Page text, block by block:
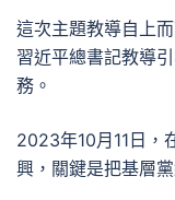
這次主題教導自上
習近平總書記教導
務。
2023年10月11日，
興，關鍵是把基層